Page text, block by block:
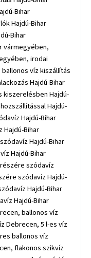
Bihar
Hajdú-Bihar
Bihar
vármegyében,
irodai
víz kiszállítás
Hajdú-Bihar
kiszerelésben Hajdú-
Hajdú-
Hajdú-Bihar
Bihar
Hajdú-Bihar
Hajdú-Bihar
szódavíz
szódavíz Hajdú-
Hajdú-Bihar
Hajdú-Bihar
ballonos víz
Debrecen, 5 l-es víz
ballonos víz
flakonos szikvíz